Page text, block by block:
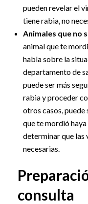
pueden revelar el
tiene rabia, no
Animales que no
animal que te
habla sobre la
departamento de
puede ser más
rabia y proceder
otros casos,
que te mordió
determinar que las
necesarias.
consulta